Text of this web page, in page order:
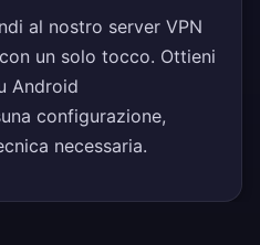
al nostro server VPN
un solo tocco. Ottieni
Android
configurazione,
necessaria.